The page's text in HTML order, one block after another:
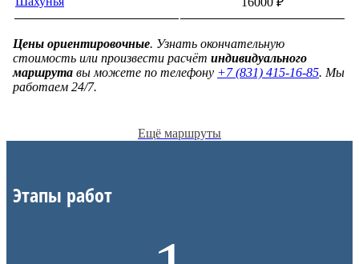
Цены ориентировочные. Узнать окончательную
стоимость или произвести расчёт индивидуального
маршрутавы можете по телефону +7 (831) 415-16-85. Мы
работаем 24/7.
Ещё маршруты
Этапы работ